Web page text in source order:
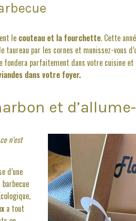
le couteau et la fourchette. Cette
taureau par les cornes et munissez-vous
parfaitement dans votre cuisine
dans votre foyer.
et
n’est
d’une
a tout